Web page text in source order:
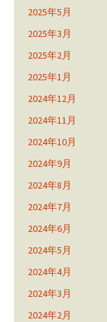
2025年5月
2025年3月
2025年2月
2025年1月
2024年12月
2024年11月
2024年10月
2024年9月
2024年8月
2024年7月
2024年6月
2024年5月
2024年4月
2024年3月
2024年2月